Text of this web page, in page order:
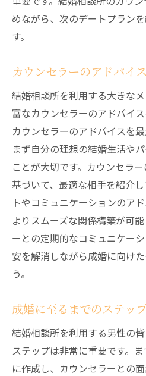
めながら、次のデートプラン
す。
カウンセラーのアドバイ
結婚相談所を利用する大きな
富なカウンセラーのアドバイス
カウンセラーのアドバイスを
まず自分の理想の結婚生活や
ことが大切です。カウンセラ
基づいて、最適な相手を紹介
トやコミュニケーションのア
よりスムーズな関係構築が可
ーとの定期的なコミュニケー
安を解消しながら成婚に向け
う。
成婚に至るまでのステッ
結婚相談所を利用する男性の
ステップは非常に重要です。
に作成し、カウンセラーとの